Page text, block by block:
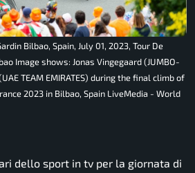
Bilbao, Spain, July 01, 2023, Tour De
Image shows: Jonas Vingegaard (JUMBO-
TEAM EMIRATES) during the final climb of
2023 in Bilbao, Spain LiveMedia - World
dello sport in tv per la giornata di